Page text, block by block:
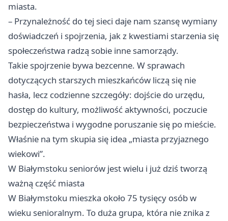
miasta.
– Przynależność do tej sieci daje nam szansę wymiany
doświadczeń i spojrzenia, jak z kwestiami starzenia się
społeczeństwa radzą sobie inne samorządy.
Takie spojrzenie bywa bezcenne. W sprawach
dotyczących starszych mieszkańców liczą się nie
hasła, lecz codzienne szczegóły: dojście do urzędu,
dostęp do kultury, możliwość aktywności, poczucie
bezpieczeństwa i wygodne poruszanie się po mieście.
Właśnie na tym skupia się idea „miasta przyjaznego
wiekowi”.
W Białymstoku seniorów jest wielu i już dziś tworzą
ważną część miasta
W Białymstoku mieszka około 75 tysięcy osób w
wieku senioralnym. To duża grupa, która nie znika z